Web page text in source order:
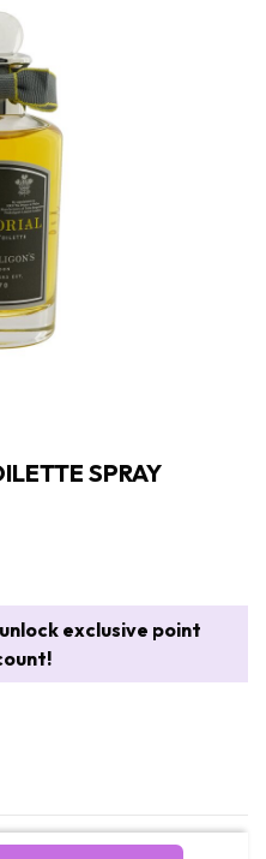
SPRAY
exclusive point